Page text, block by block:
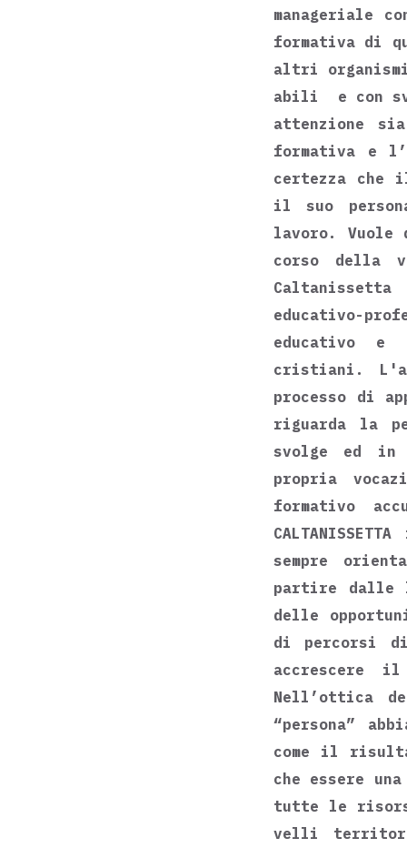
manageriale
formativa di
altri
abili e con
attenzione
formativa e
certezza che
il suo
lavoro. Vuole
corso della
educativo-
educativo
cristiani.
processo di
riguarda la
svolge ed
propria
formativo
sempre
partire dalle
delle
di percorsi
accrescere
Nell’ottica
“persona”
come il
che essere
tutte le
velli